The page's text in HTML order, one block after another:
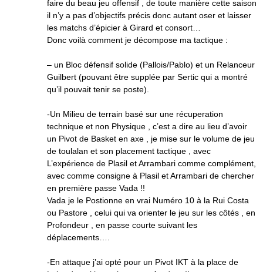
faire du beau jeu offensif , de toute manière cette saison
il n’y a pas d’objectifs précis donc autant oser et laisser
les matchs d’épicier à Girard et consort…
Donc voilà comment je décompose ma tactique :
– un Bloc défensif solide (Pallois/Pablo) et un Relanceur
Guilbert (pouvant être supplée par Sertic qui a montré
qu’il pouvait tenir se poste).
-Un Milieu de terrain basé sur une récuperation
technique et non Physique , c’est a dire au lieu d’avoir
un Pivot de Basket en axe , je mise sur le volume de jeu
de toulalan et son placement tactique , avec
L’expérience de Plasil et Arrambari comme complément,
avec comme consigne à Plasil et Arrambari de chercher
en première passe Vada !!
Vada je le Postionne en vrai Numéro 10 à la Rui Costa
ou Pastore , celui qui va orienter le jeu sur les côtés , en
Profondeur , en passe courte suivant les
déplacements….
-En attaque j’ai opté pour un Pivot IKT à la place de